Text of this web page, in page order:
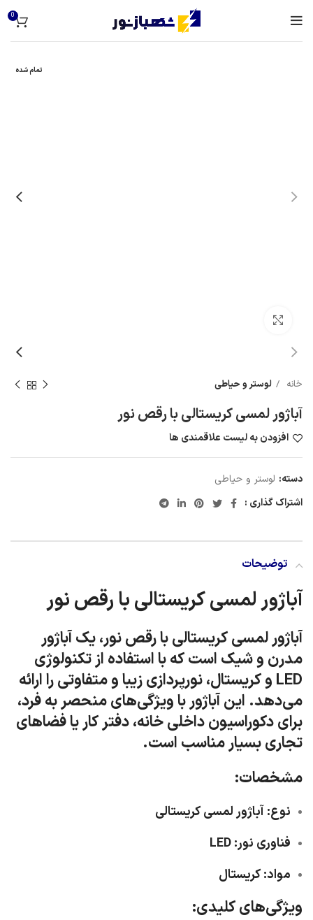
0
تمام شده
خانه لوستر و حیاطی
آباژور لمسی کریستالی با رقص نور
افزودن به لیست علاقمندی ها
دسته: لوستر و حیاطی
اشتراک گذاری :
توضیحات
آباژور لمسی کریستالی با رقص نور
آباژور لمسی کریستالی با رقص نور، یک آباژور
مدرن و شیک است که با استفاده از تکنولوژی
LED و کریستال، نورپردازی زیبا و متفاوتی را ارائه
می‌دهد. این آباژور با ویژگی‌های منحصر به فرد،
برای دکوراسیون داخلی خانه، دفتر کار یا فضاهای
تجاری بسیار مناسب است.
مشخصات:
نوع: آباژور لمسی کریستالی
فناوری نور: LED
مواد: کریستال
ویژگی‌های کلیدی: